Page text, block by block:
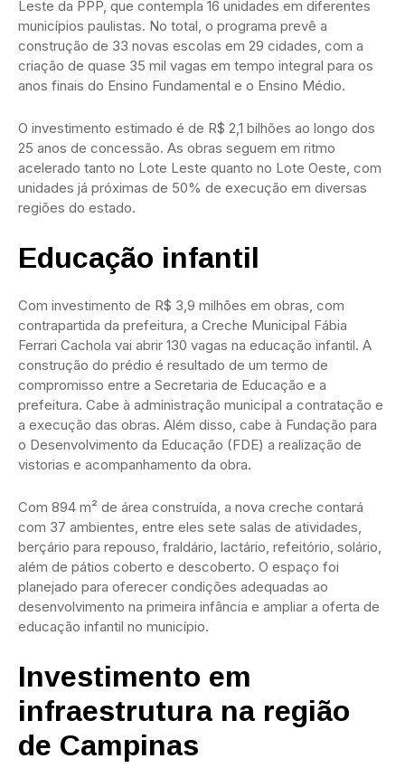
Leste da PPP, que contempla 16 unidades em diferentes
municípios paulistas. No total, o programa prevê a
construção de 33 novas escolas em 29 cidades, com a
criação de quase 35 mil vagas em tempo integral para os
anos finais do Ensino Fundamental e o Ensino Médio.
O investimento estimado é de R$ 2,1 bilhões ao longo dos
25 anos de concessão. As obras seguem em ritmo
acelerado tanto no Lote Leste quanto no Lote Oeste, com
unidades já próximas de 50% de execução em diversas
regiões do estado.
Educação infantil
Com investimento de R$ 3,9 milhões em obras, com
contrapartida da prefeitura, a Creche Municipal Fábia
Ferrari Cachola vai abrir 130 vagas na educação infantil. A
construção do prédio é resultado de um termo de
compromisso entre a Secretaria de Educação e a
prefeitura. Cabe à administração municipal a contratação e
a execução das obras. Além disso, cabe à Fundação para
o Desenvolvimento da Educação (FDE) a realização de
vistorias e acompanhamento da obra.
Com 894 m² de área construída, a nova creche contará
com 37 ambientes, entre eles sete salas de atividades,
berçário para repouso, fraldário, lactário, refeitório, solário,
além de pátios coberto e descoberto. O espaço foi
planejado para oferecer condições adequadas ao
desenvolvimento na primeira infância e ampliar a oferta de
educação infantil no município.
Investimento em
infraestrutura na região
de Campinas